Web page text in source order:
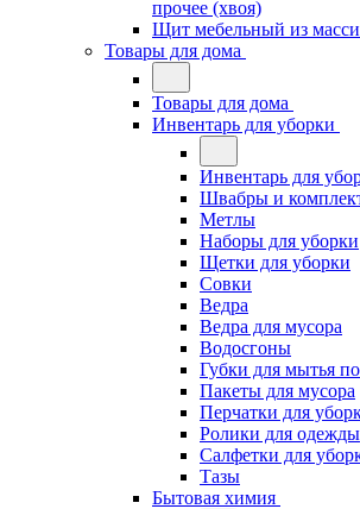
прочее (хвоя)
Щит мебельный из
Товары для дома
Товары для дома
Инвентарь для уборки
Инвентарь для
Швабры и
Метлы
Наборы для уборки
Щетки для уборки
Совки
Ведра
Ведра для мусора
Водосгоны
Губки для мытья
Пакеты для мусора
Перчатки для
Ролики для одежды
Салфетки для
Тазы
Бытовая химия